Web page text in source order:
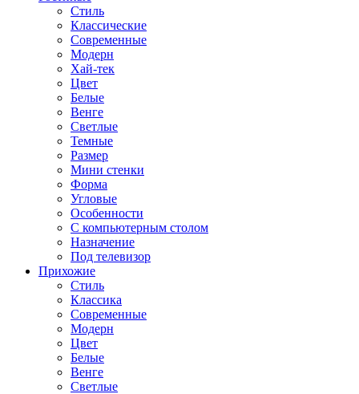
Стиль
Классические
Современные
Модерн
Хай-тек
Цвет
Белые
Венге
Светлые
Темные
Размер
Мини стенки
Форма
Угловые
Особенности
С компьютерным столом
Назначение
Под телевизор
Прихожие
Стиль
Классика
Современные
Модерн
Цвет
Белые
Венге
Светлые